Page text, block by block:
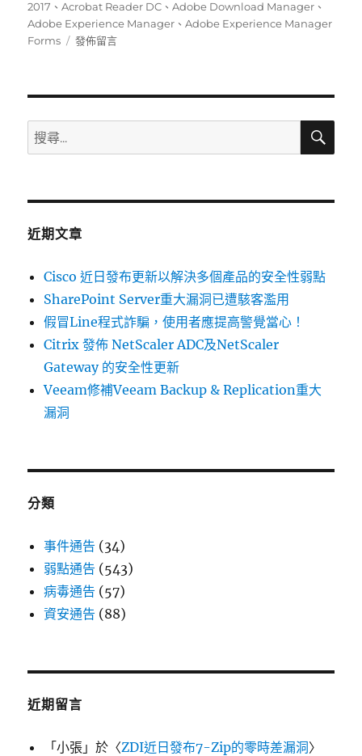
日
期:
2017 、Acrobat Reader DC 、Adobe Download Manager 、
Adobe Experience Manager 、Adobe Experience Manager
Forms
在
安
更
決
多
產
品
的
弱
點〉
發佈留言
搜
尋
鍵
搜
近期文章
Cisco 近日發布更新以解決多個產品的安全性弱點
SharePoint Server重大漏洞已遭駭客濫用
假冒Line程式詐騙，使用者應提高警覺當心！
Citrix 發佈 NetScaler ADC及NetScaler
Gateway 的安全性更新
Veeam修補Veeam Backup & Replication重大
漏洞
分類
事件通告 (34)
弱點通告 (543)
病毒通告 (57)
資安通告 (88)
近期留言
「小張 」於〈ZDI近日發布7-Zip的零時差漏洞〉